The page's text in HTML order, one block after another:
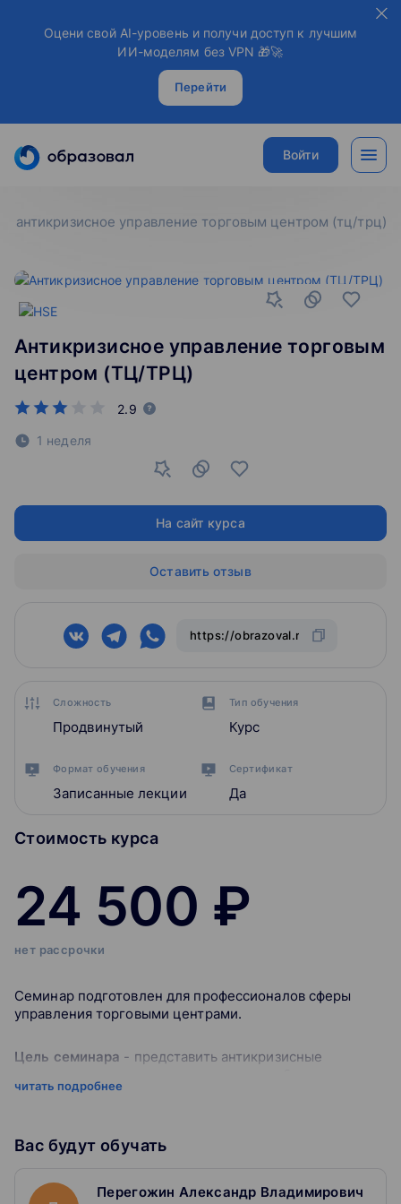
Оцени свой AI-уровень и получи доступ к лучшим
ИИ-моделям без VPN 🎁🚀
Перейти
Войти
антикризисное управление торговым центром (тц/трц)
Сложность
Продвинутый
Тип обучения
Курс
Формат обучения
Записанные лекции
Сертификат
Да
Стоимость курса
24 500 ₽
нет рассрочки
Семинар подготовлен для профессионалов сферы
управления торговыми центрами.
Цель семинара - представить антикризисные
арендный поток, перенастроить работу всех ключевых
проявляется в экстренных ситуациях. Бывают
читать подробнее
Вас будут обучать
Перегожин Александр Владимирович
Антикризисное управление торговым
центром (ТЦ/ТРЦ)
2.9
1 неделя
На сайт курса
Оставить отзыв